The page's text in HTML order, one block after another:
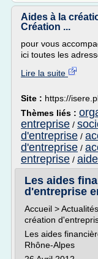
Aides à la
Création ...
pour vous
ici toutes les
Lire la suite
Site : https://
Thèmes liés :
entreprise /
d'entreprise /
d'entreprise /
entreprise /
Les aides
d'entreprise
Accueil >
création
Les aides
Rhône-Alpes